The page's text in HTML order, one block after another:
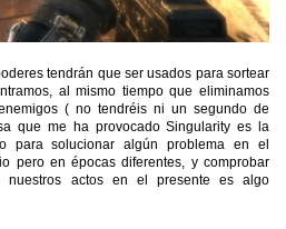
tendrán que ser usados para sortear
al mismo tiempo que eliminamos
( no tendréis ni un segundo de
que me ha provocado Singularity es la
para solucionar algún problema en el
pero en épocas diferentes, y comprobar
nuestros actos en el presente es algo